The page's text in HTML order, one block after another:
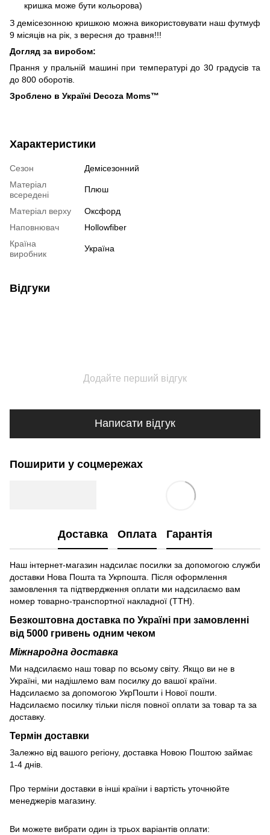
кришка може бути кольорова)
З демісезонною кришкою можна використовувати наш футмуф
9 місяців на рік, з вересня до травня!!!
Догляд за виробом:
Прання у пральній машині при температурі до 30 градусів та
до 800 оборотів.
Зроблено в Україні Decoza Moms™
Характеристики
Сезон
Демісезонний
Матеріал
всередені
Плюш
Матеріал верху
Оксфорд
Наповнювач
Hollowfiber
Країна
виробник
Україна
Відгуки
Додайте перший відгук
Написати відгук
Поширити у соцмережах
Доставка Оплата Гарантія
Наш інтернет-магазин надсилає посилки за допомогою служби
доставки Нова Пошта та Укрпошта. Після оформлення
замовлення та підтвердження оплати ми надсилаємо вам
номер товарно-транспортної накладної (ТТН).
Безкоштовна доставка по Україні при замовленні
від 5000 гривень одним чеком
Міжнародна доставка
Ми надсилаємо наш товар по всьому світу. Якщо ви не в
Україні, ми надішлемо вам посилку до вашої країни.
Надсилаємо за допомогою УкрПошти і Нової пошти.
Надсилаємо посилку тільки після повної оплати за товар та за
доставку.
Термін доставки
Залежно від вашого регіону, доставка Новою Поштою займає
1-4 днів.
Про терміни доставки в інші країни і вартість уточнюйте
менеджерів магазину.
Ви можете вибрати один із трьох варіантів оплати: